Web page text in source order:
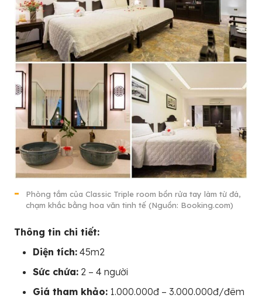
Phòng tắm của Classic Triple room bồn rửa tay làm từ đá,
chạm khắc bằng hoa văn tinh tế (Nguồn: Booking.com)
Thông tin chi tiết:
Diện tích: 45m2
Sức chứa: 2 – 4 người
Giá tham khảo: 1.000.000đ – 3.000.000đ/đêm